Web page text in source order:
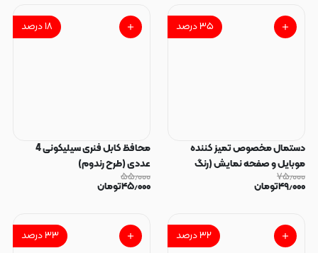
۳۵درصد
دستمال مخصوص تمیز کننده
موبایل و صفحه نمایش (رنگ
رندوم)
۷۵٫۰۰۰
۴۹٫۰۰۰تومان
۱۸درصد
محافظ کابل فنری سیلیکونی 4
عددی (طرح رندوم)
۵۵٫۰۰۰
۴۵٫۰۰۰تومان
۳۲درصد ۳۳درصد